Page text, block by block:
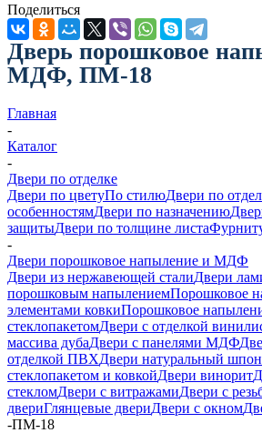
Поделиться
Дверь порошковое
МДФ, ПМ-18
Главная
-
Каталог
-
Двери по отделке
Двери по цветуПо стилюДвери по
особенностямДвери по назначению
защитыДвери по толщине листа
-
Двери порошковое напыление и МДФ
Двери из нержавеющей сталиДвери
порошковым напылениемПорошковое
элементами ковкиПорошковое
стеклопакетомДвери с отделкой
массива дубаДвери с панелями МДФ
отделкой ПВХДвери натуральный шпон
стеклопакетом и ковкойДвери винорит
стекломДвери с витражамиДвери с
двериГлянцевые двериДвери с окном
-ПМ-18